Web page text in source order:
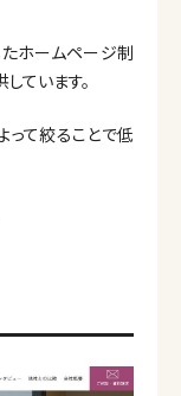
ホームページ制
ています。
って絞ることで低